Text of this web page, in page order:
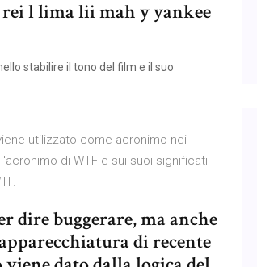
l lima lii mah y yankee
stabilire il tono del film e il suo
utilizzato come acronimo nei
di WTF e sui suoi significati
dire buggerare, ma anche
di recente